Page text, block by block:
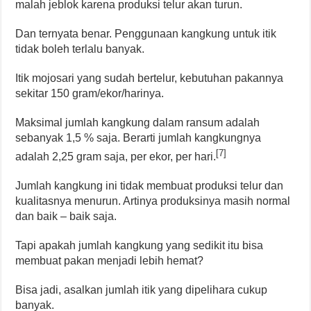
malah jeblok karena produksi telur akan turun.
Dan ternyata benar. Penggunaan kangkung untuk itik
tidak boleh terlalu banyak.
Itik mojosari yang sudah bertelur, kebutuhan pakannya
sekitar 150 gram/ekor/harinya.
Maksimal jumlah kangkung dalam ransum adalah
sebanyak 1,5 % saja. Berarti jumlah kangkungnya
adalah 2,25 gram saja, per ekor, per hari. [7]
Jumlah kangkung ini tidak membuat produksi telur dan
kualitasnya menurun. Artinya produksinya masih normal
dan baik – baik saja.
Tapi apakah jumlah kangkung yang sedikit itu bisa
membuat pakan menjadi lebih hemat?
Bisa jadi, asalkan jumlah itik yang dipelihara cukup
banyak.